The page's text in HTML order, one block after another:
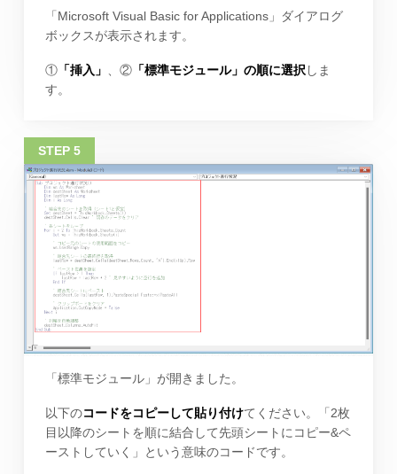
「Microsoft Visual Basic for Applications」ダイアログ
ボックスが表示されます。
①「挿入」 、②「標準モジュール」の順に選択 しま
す。
「標準モジュール」が開きました。
以下のコードをコピーして貼り付けてください。「2枚
目以降のシートを順に結合して先頭シートにコピー&ペ
ーストしていく」という意味のコードです。